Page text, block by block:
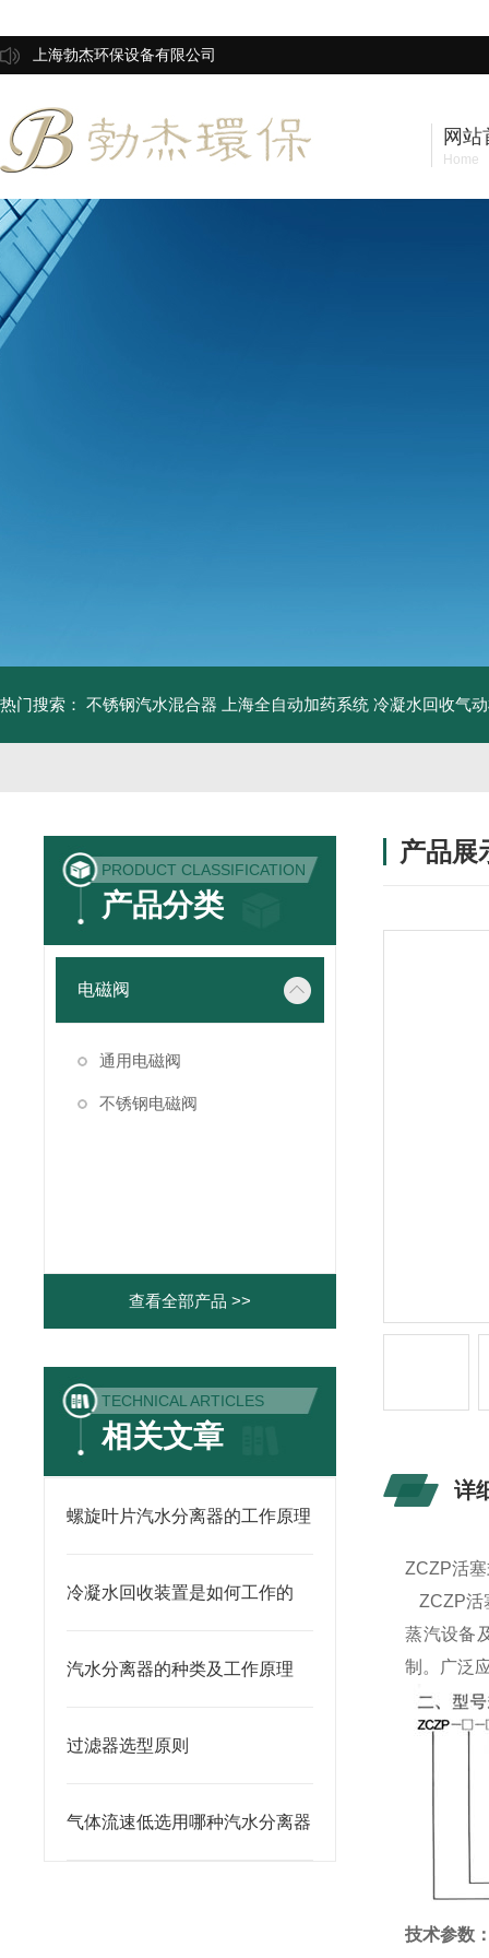
上海勃杰环保设备有限公司
网站
Home
热门搜索： 不锈钢汽水混合器 上海全自动加药系统 冷凝水回收气
PRODUCT CLASSIFICATION
产品分类
电磁阀
通用电磁阀
不锈钢电磁阀
查看全部产品 >>
TECHNICAL ARTICLES
相关文章
螺旋叶片汽水分离器的工作原理
冷凝水回收装置是如何工作的
汽水分离器的种类及工作原理
过滤器选型原则
气体流速低选用哪种汽水分离器
产品展
详
ZCZP活
ZCZP活
蒸汽设备
制。广泛
技术参数